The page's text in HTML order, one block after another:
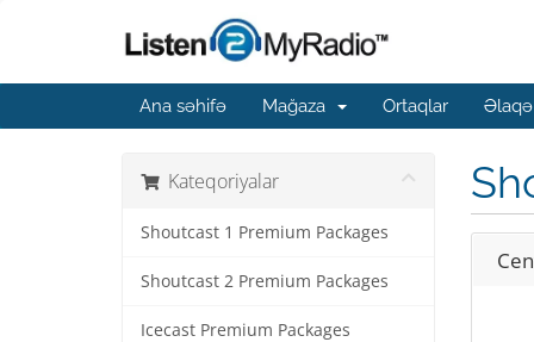
Ana səhifə Mağaza Ortaqlar Əlaqə
Kateqoriyalar
Shoutcast 1 Premium Packages
Shoutcast 2 Premium Packages
Icecast Premium Packages